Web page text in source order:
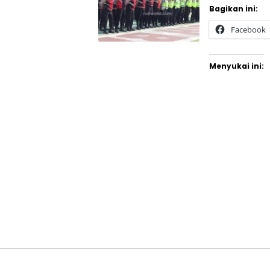
Bagikan ini:
Facebook
Menyukai ini: